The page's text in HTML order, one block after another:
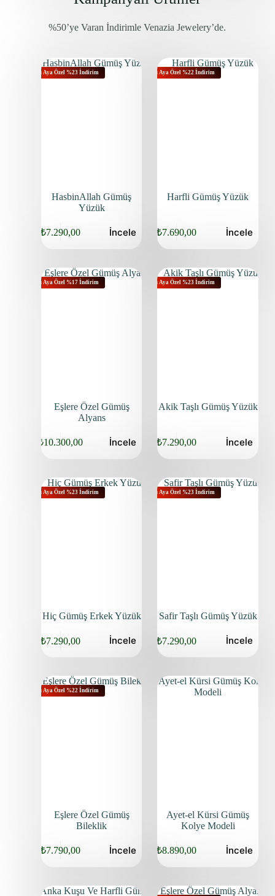
%50’ye Varan İndirimle Venazia Jewelery’de.
Bu Aya Özel %23 İndirim
HasbinAllah Gümüş
Yüzük
₺7.290,00 İncele
Bu Aya Özel %22 İndirim
Harfli Gümüş Yüzük
₺7.690,00 İncele
Bu Aya Özel %17 İndirim
Eşlere Özel Gümüş
Alyans
₺10.300,00 İncele
Bu Aya Özel %23 İndirim
Akik Taşlı Gümüş Yüzük
₺7.290,00 İncele
Bu Aya Özel %23 İndirim
Hiç Gümüş Erkek Yüzük
₺7.290,00 İncele
Bu Aya Özel %23 İndirim
Safir Taşlı Gümüş Yüzük
₺7.290,00 İncele
Bu Aya Özel %22 İndirim
Eşlere Özel Gümüş
Bileklik
₺7.790,00 İncele
Ayet-el Kürsi Gümüş
Kolye Modeli
₺8.890,00 İncele